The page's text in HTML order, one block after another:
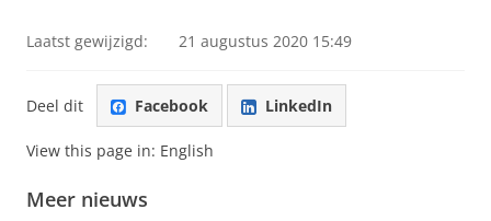
Laatst gewijzigd: 21 augustus 2020 15:49
Deel dit Facebook LinkedIn
View this page in: English
Meer nieuws